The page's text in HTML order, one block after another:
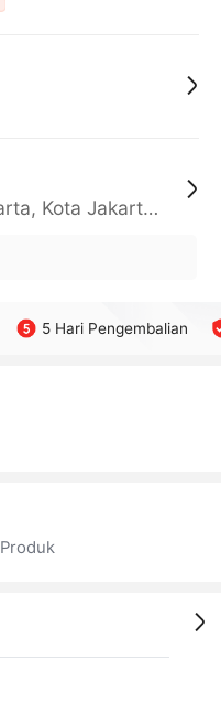
Daerah Khusus Ibukota Jakarta, Kota Jakarta Barat, Cengkareng, yy
5 Hari Pengembalian
Produk